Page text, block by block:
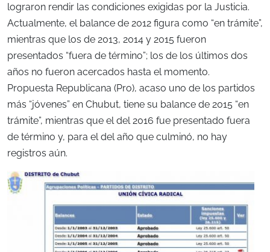
lograron rendir las condiciones exigidas por la Justicia.
Actualmente, el balance de 2012 figura como “en trámite”,
mientras que los de 2013, 2014 y 2015 fueron
presentados “fuera de término”; los de los últimos dos
años no fueron acercados hasta el momento.
Propuesta Republicana (Pro), acaso uno de los partidos
más “jóvenes” en Chubut, tiene su balance de 2015 “en
trámite”, mientras que el del 2016 fue presentado fuera
de término y, para el del año que culminó, no hay
registros aún.